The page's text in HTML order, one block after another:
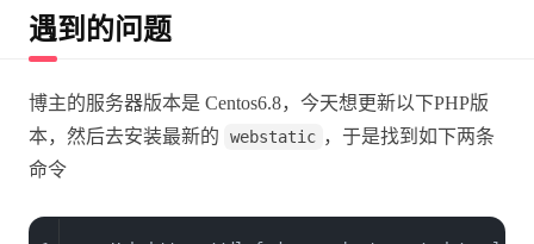
遇到的问题
博主的服务器版本是 Centos6.8，今天想更新以下PHP版
本，然后去安装最新的
webstatic ，于是找到如下两条
命令